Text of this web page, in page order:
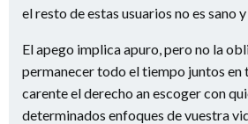
el resto de estas usuarios no es sano
El apego implica apuro, pero no la
permanecer todo el tiempo juntos en
carente el derecho an escoger con
determinados enfoques de vuestra